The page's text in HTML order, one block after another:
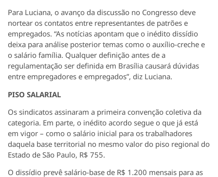
Para Luciana, o avanço da discussão no Congresso deve
nortear os contatos entre representantes de patrões e
empregados. “As notícias apontam que o inédito dissídio
deixa para análise posterior temas como o auxílio-creche e
o salário família. Qualquer definição antes de a
regulamentação ser definida em Brasília causará dúvidas
entre empregadores e empregados”, diz Luciana.
PISO SALARIAL
Os sindicatos assinaram a primeira convenção coletiva da
categoria. Em parte, o inédito acordo segue o que já está
em vigor – como o salário inicial para os trabalhadores
daquela base territorial no mesmo valor do piso regional do
Estado de São Paulo, R$ 755.
O dissídio prevê salário-base de R$ 1.200 mensais para as